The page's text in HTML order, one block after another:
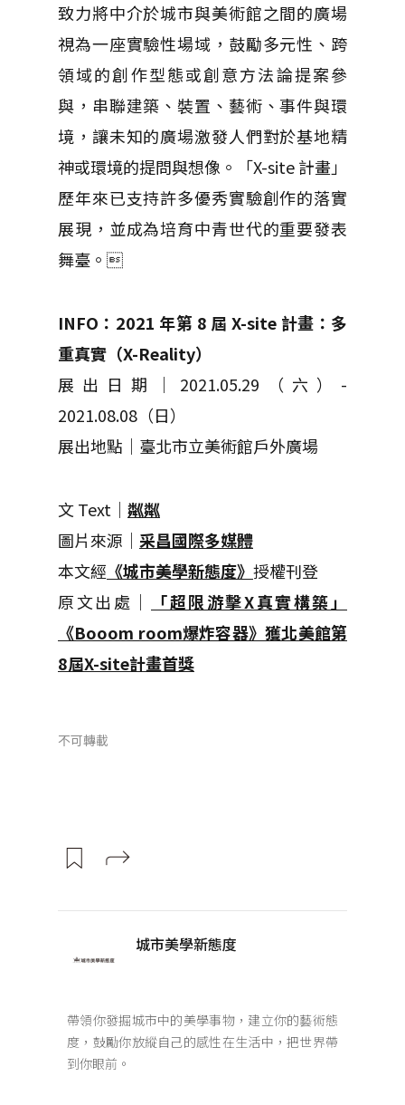
致力將中介於城市與美術館之間的廣場
視為一座實驗性場域，鼓勵多元性、跨
領域的創作型態或創意方法論提案參
與，串聯建築、裝置、藝術、事件與環
境，讓未知的廣場激發人們對於基地精
神或環境的提問與想像。「X-site 計畫」
歷年來已支持許多優秀實驗創作的落實
展現，並成為培育中青世代的重要發表
舞臺。
INFO：2021 年第 8 屆 X-site 計畫：多
重真實（X-Reality）
展出日期｜2021.05.29（六）-
2021.08.08（日）
展出地點｜臺北市立美術館戶外廣場
文 Text｜ 粼粼
圖片來源｜ 采昌國際多媒體
本文經 《城市美學新態度》 授權刊登
原文出處｜
「超限游擊X真實構築」
《Booom room爆炸容器》獲北美館第
8屆X-site計畫首獎
不可轉載
城市美學新態度
帶領你發掘城市中的美學事物，建立你的藝術態
度，鼓勵你放縱自己的感性在生活中，把世界帶
到你眼前。